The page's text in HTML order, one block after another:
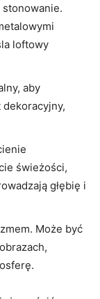
loftowy
aby
świeżości,
głębię i
Może być